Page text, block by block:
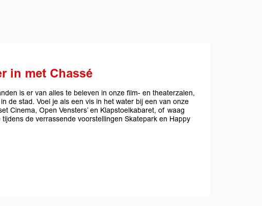
in met Chassé
is er van alles te beleven in onze film- en theaterzalen,
de stad. Voel je als een vis in het water bij een van onze
Cinema, Open Vensters’ en Klapstoelkabaret, of waag
de verrassende voorstellingen Skatepark en Happy